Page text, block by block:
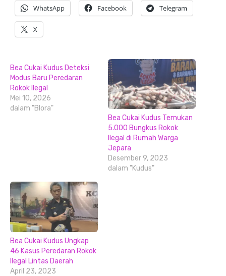
WhatsApp Facebook Telegram
X
Bea Cukai Kudus Deteksi
Modus Baru Peredaran
Rokok Ilegal
Mei 10, 2026
dalam "Blora"
Bea Cukai Kudus Temukan
5.000 Bungkus Rokok
Ilegal di Rumah Warga
Jepara
Desember 9, 2023
dalam "Kudus"
Bea Cukai Kudus Ungkap
46 Kasus Peredaran Rokok
Ilegal Lintas Daerah
April 23, 2023